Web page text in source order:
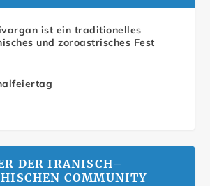
ist ein traditionelles
und zoroastrisches Fest
DER IRANISCH–
COMMUNITY